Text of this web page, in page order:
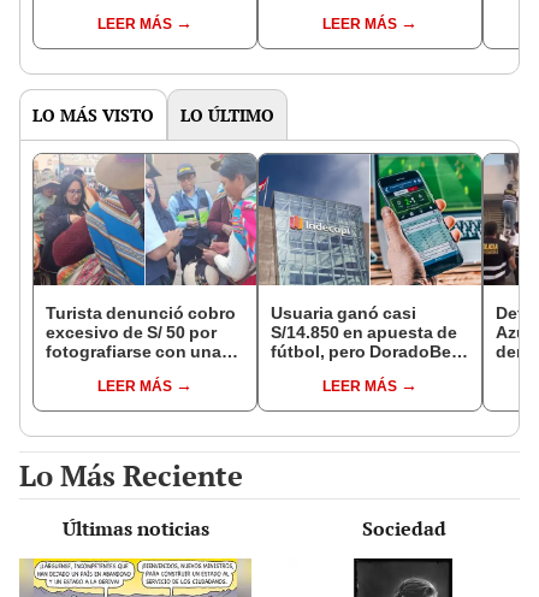
LEER MÁS
de mesa para este 4 de
octubre en el link oficial
LEER MÁS
LO MÁS VISTO LO ÚLTIMO
Turista denunció cobro
excesivo de S/ 50 por
fotografiarse con una
Serenazgo recuperó el
dinero
LEER MÁS
Usuaria ganó casi
S/14.850 en apuesta de
fútbol, pero DoradoBet
Indecopi multó a la
empresa con más de S/
LEER MÁS
Azul
Lo Más Reciente
Últimas noticias Sociedad